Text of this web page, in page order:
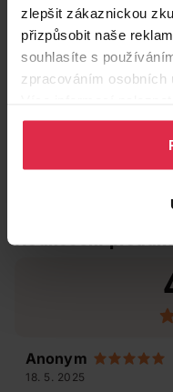
zlepšit zákaznickou
přizpůsobit naše
souhlasíte s
zpracováním osobních
osobních údajů.
Hodnocení
Anonym
18. 5. 2025